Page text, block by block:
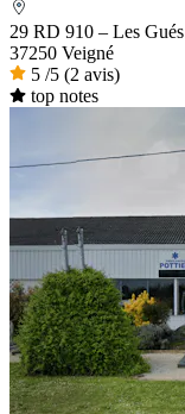
29 RD 910 – Les Gués
37250 Veigné
5 /5 (2 avis)
top notes